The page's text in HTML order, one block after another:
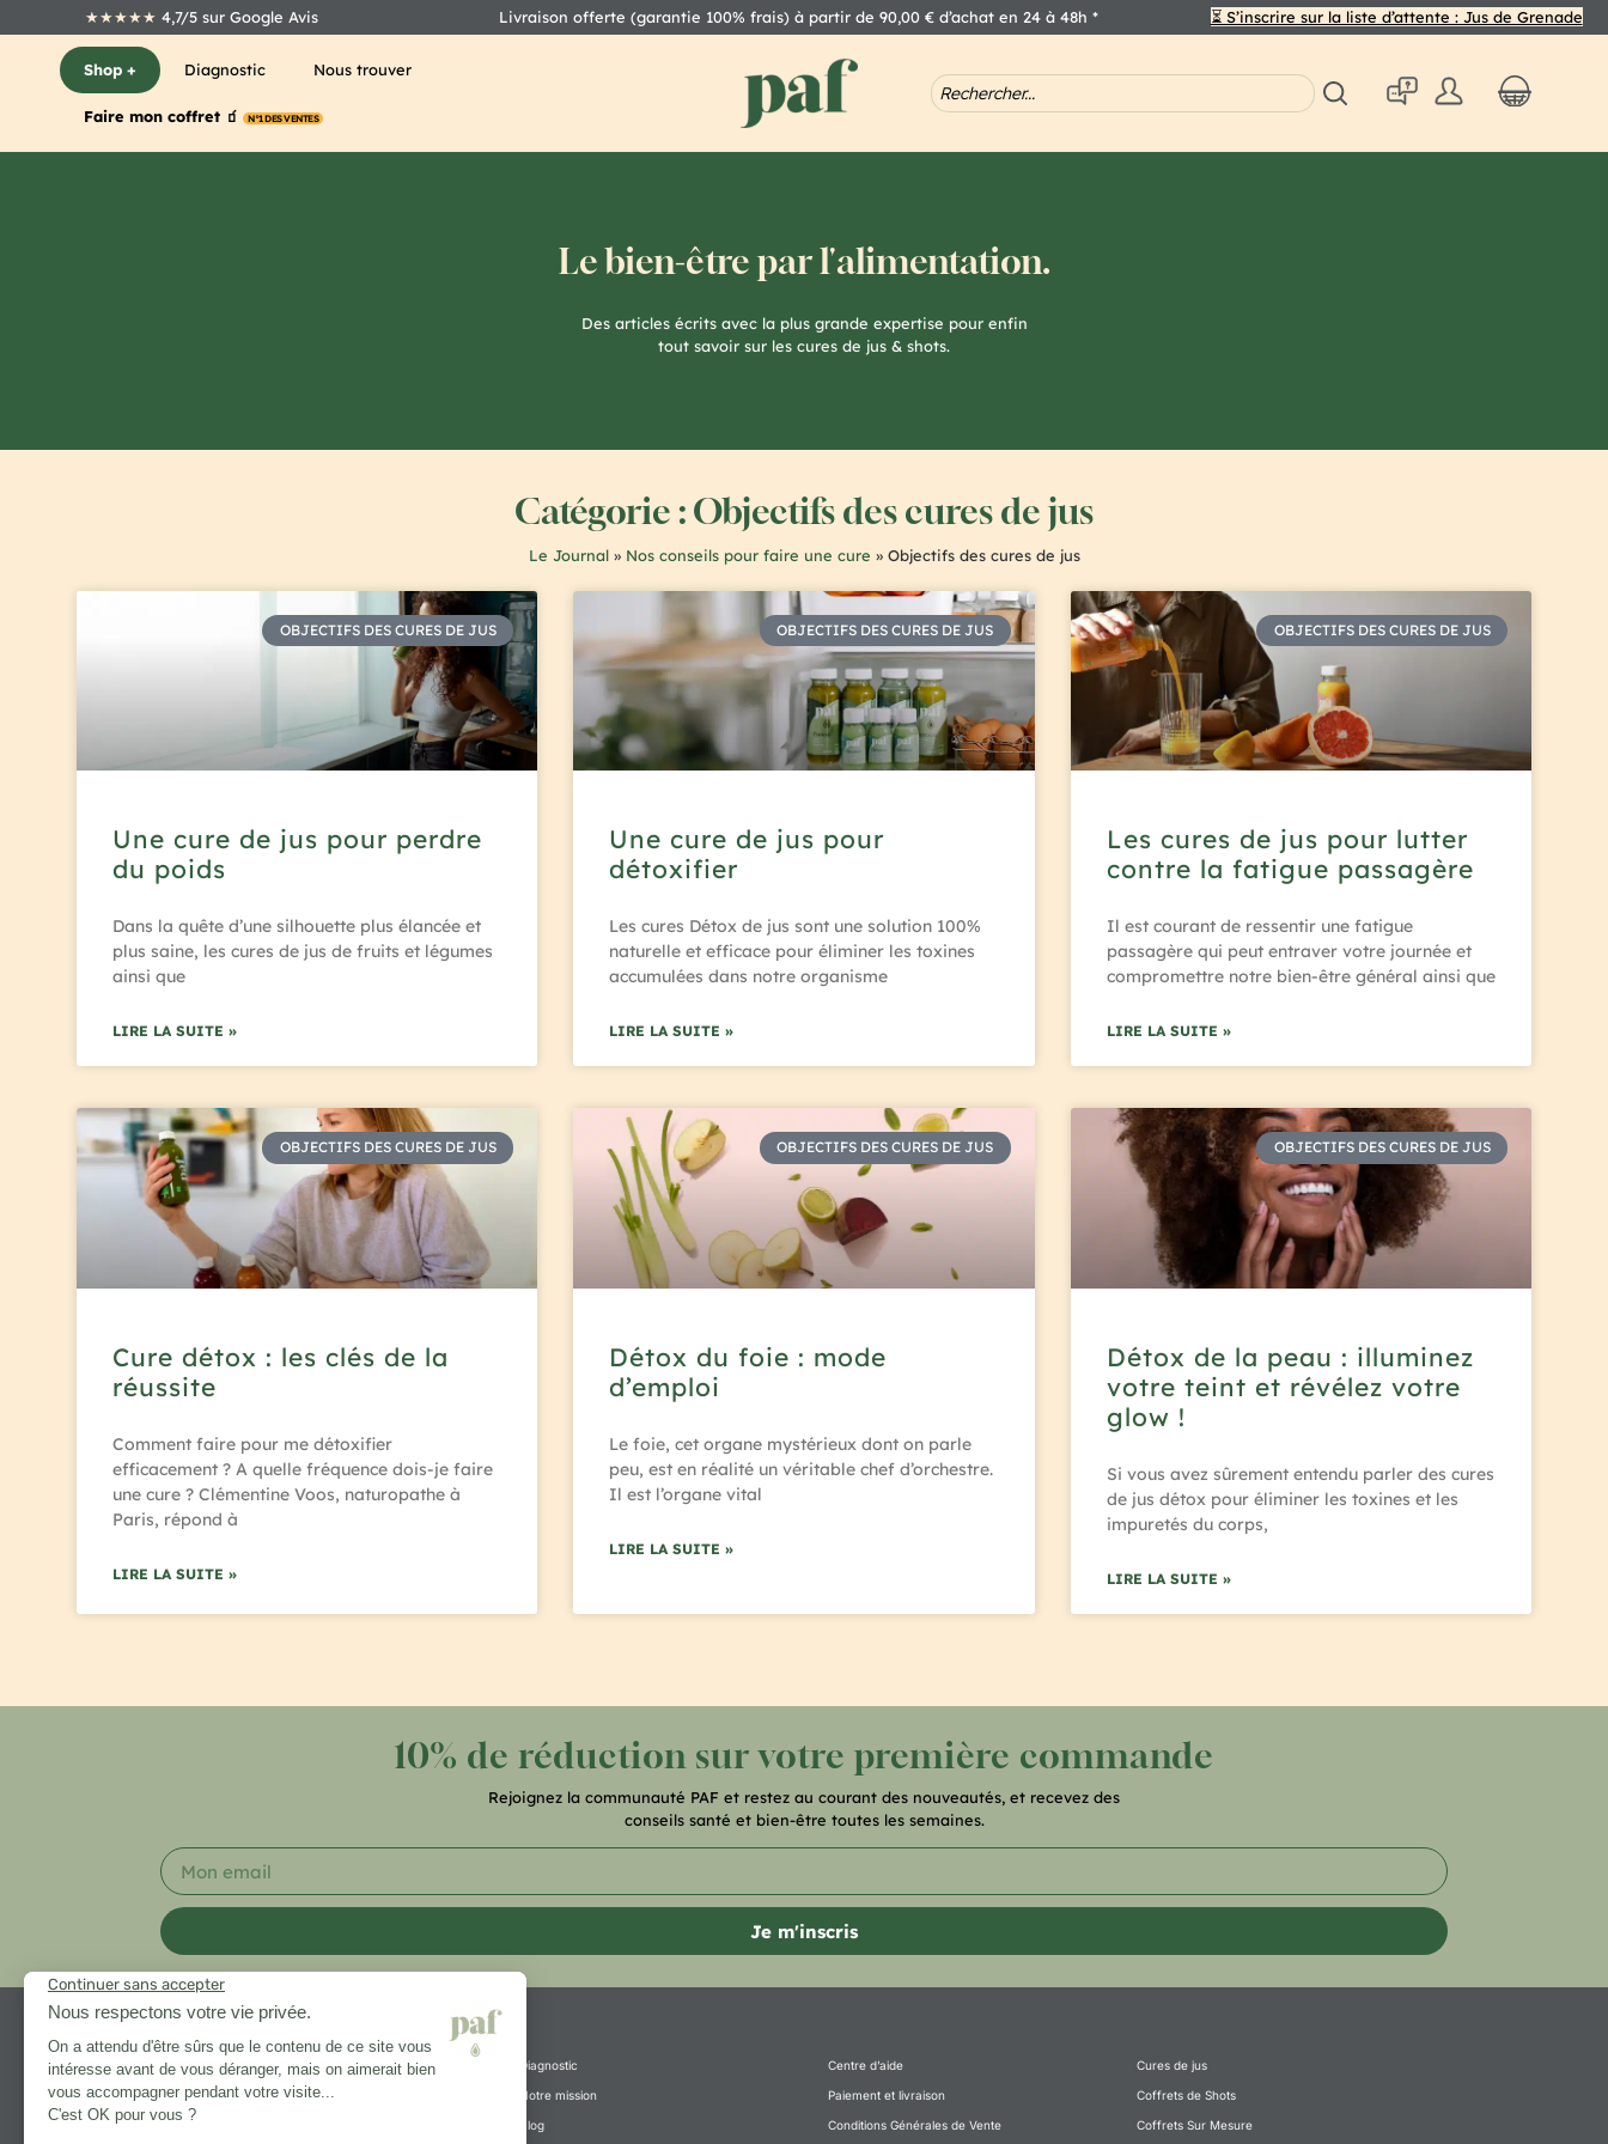
★★★★★ 4,7/5 sur Google Avis Livraison offerte (garantie 100% frais) à partir de 90,00 € d’achat en 24 à 48h * ⏳ S’inscrire sur la liste d’attente : Jus de Grenade
Shop + Diagnostic Nous trouver
Faire mon coffret 🧃 N°1 DES VENTES
Le bien-être par l'alimentation.
Des articles écrits avec la plus grande expertise pour enfin
tout savoir sur les cures de jus & shots.
Catégorie : Objectifs des cures de jus
Le Journal» Nos conseils pour faire une cure » Objectifs des cures de jus
OBJECTIFS DES CURES DE JUS
Une cure de jus pour perdre
du poids
Dans la quête d’une silhouette plus élancée et
plus saine, les cures de jus de fruits et légumes
ainsi que
LIRE LA SUITE »
OBJECTIFS DES CURES DE JUS
Une cure de jus pour
détoxifier
Les cures Détox de jus sont une solution 100%
naturelle et efficace pour éliminer les toxines
accumulées dans notre organisme
LIRE LA SUITE »
OBJECTIFS DES CURES DE JUS
Les cures de jus pour lutter
contre la fatigue passagère
Il est courant de ressentir une fatigue
passagère qui peut entraver votre journée et
compromettre notre bien-être général ainsi que
LIRE LA SUITE »
OBJECTIFS DES CURES DE JUS
Cure détox : les clés de la
réussite
Comment faire pour me détoxifier
efficacement ? A quelle fréquence dois-je faire
une cure ? Clémentine Voos, naturopathe à
Paris, répond à
LIRE LA SUITE »
OBJECTIFS DES CURES DE JUS
Détox du foie : mode
d’emploi
Le foie, cet organe mystérieux dont on parle
peu, est en réalité un véritable chef d’orchestre.
Il est l’organe vital
LIRE LA SUITE »
OBJECTIFS DES CURES DE JUS
Détox de la peau : illuminez
votre teint et révélez votre
glow !
Si vous avez sûrement entendu parler des cures
de jus détox pour éliminer les toxines et les
impuretés du corps,
LIRE LA SUITE »
10% de réduction sur votre première commande
Rejoignez la communauté PAF et restez au courant des nouveautés, et recevez des
conseils santé et bien-être toutes les semaines.
Je m'inscris
Diagnostic
Notre mission
Blog
Centre d’aide
Paiement et livraison
Conditions Générales de Vente
Cures de jus
Coffrets de Shots
Coffrets Sur Mesure